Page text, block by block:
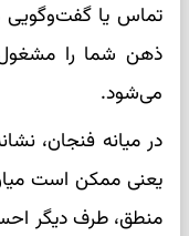
تماس یا
ذهن شما را مشغول
می‌شود.
در میانه فنجان،
یعنی ممکن است
منطق، طرف دیگر